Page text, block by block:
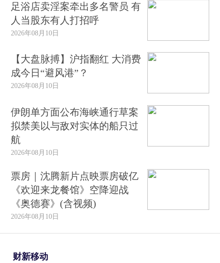
足浴店卖淫案牵出多名警员 有
人当股东有人打招呼
2026年08月10日
【大盘脉搏】沪指翻红 大消费
成今日“避风港”？
2026年08月10日
伊朗单方面公布海峡通行草案
拟禁美以与敌对实体的船只过
航
2026年08月10日
票房｜沈腾新片点映票房破亿
《欢迎来龙餐馆》空降迎战
《奥德赛》(含视频)
2026年08月10日
财新移动